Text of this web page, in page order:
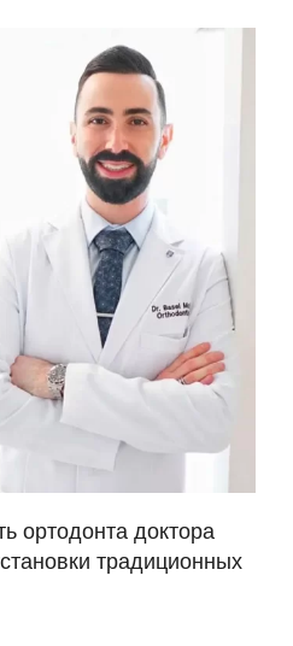
ортодонта доктора
традиционных